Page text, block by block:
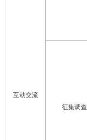
互动交流
征集调查